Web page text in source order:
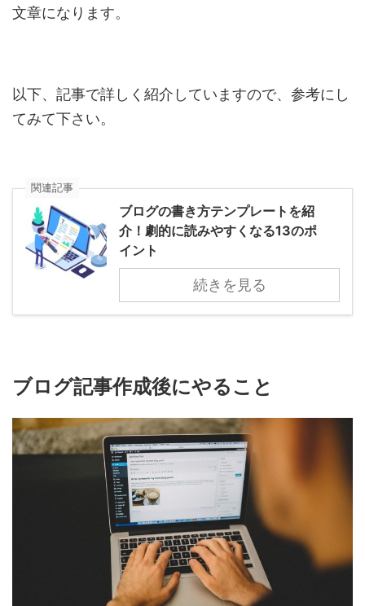
文章になります。
以下、記事で詳しく紹介していますので、参考にし
てみて下さい。
関連記事
ブログの書き方テンプレートを紹
介！劇的に読みやすくなる13のポ
イント
続きを見る
ブログ記事作成後にやること